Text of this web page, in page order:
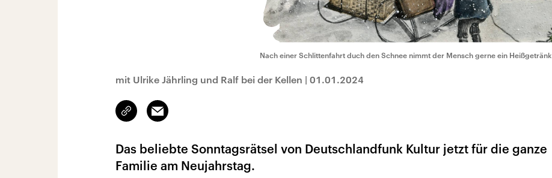
Nach einer Schlittenfahrt duch den Schnee nimmt der Mensch gerne ein
mit Ulrike Jährling und Ralf bei der Kellen | 01.01.2024
Link
kopieren/teilen
Email
Das beliebte Sonntagsrätsel von Deutschlandfunk Kultur jetzt für die ganze
Familie am Neujahrstag.